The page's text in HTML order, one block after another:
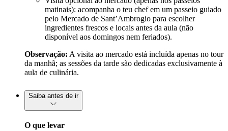
matinais): acompanha o teu chef em um passeio guiado
pelo Mercado de Sant’Ambrogio para escolher
ingredientes frescos e locais antes da aula (não
disponível aos domingos nem feriados).
Observação: A visita ao mercado está incluída apenas no tour
da manhã; as sessões da tarde são dedicadas exclusivamente à
aula de culinária.
Saiba antes de ir
O que levar